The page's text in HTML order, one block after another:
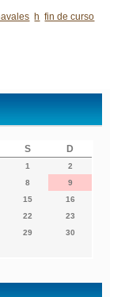
h fin de curso
S D
1
2
8
9
15
16
22
23
29 30